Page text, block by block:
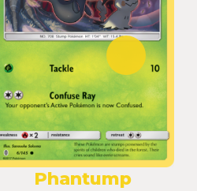
Phantump